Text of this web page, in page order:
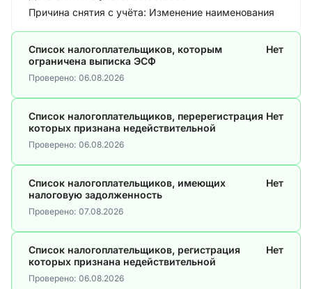
Причина снятия с учёта: Изменение наименования
Список налогоплательщиков, которым
ограничена выписка ЭСФ
Нет
Проверено: 06.08.2026
Список налогоплательщиков, перерегистрация
которых признана недействительной
Нет
Проверено: 06.08.2026
Список налогоплательщиков, имеющих
налоговую задолженность
Нет
Проверено: 07.08.2026
Список налогоплательщиков, регистрация
которых признана недействительной
Нет
Проверено: 06.08.2026